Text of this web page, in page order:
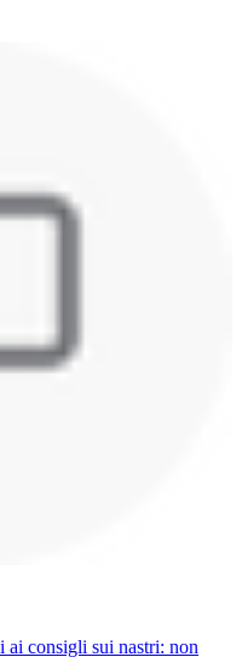
ai consigli sui nastri: non